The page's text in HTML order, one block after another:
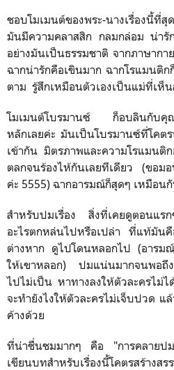
ชอบโมเมนต์ของพระ-นางเรื่องนี้ที่
มันมีความคลาสสิก กลมกล่อม น่า
อย่างมันเป็นธรรมชาติ จากภาษาก
ฉากน่ารักคือเขินมาก ฉากโรแมนติ
ตาม รู้สึกเหมือนตัวเองเป็นแม่ที่เห็
โมเมนต์โบรมานซ์ ก็อบลินกับคุณ
หลักเลยค่ะ มันเป็นโบรมานซ์ที่โคต
เข้ากัน มิตรภาพและความโรแมนติ
ตลกจนร้องไห้กันเลยทีเดียว (ขอม
ค่ะ 5555) ฉากอารมณ์ก็สุดๆ เหมือน
สำหรับปมเรื่อง สิ่งที่เคยดูตอนแร
อะไรตกหล่นไปหรือเปล่า ที่แท้มัน
ต่างหาก ดูไปโดนหลอกไป (อารม
ให้เขาหลอก) ปมแน่นมากจนพอถึง
ไปไม่เป็น หาทางลงให้ตัวละครไม่
จะทำยังไงให้ตัวละครไม่เจ็บปวด
ค้างด้วย
ที่น่าชื่นชมมากๆ คือ "การคลายป
เขียนบทสำหรับเรื่องนี้โคตรสร้างส